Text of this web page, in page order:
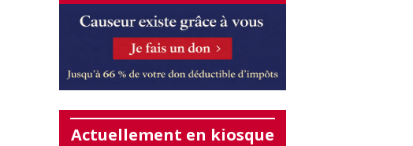
Actuellement en kiosque